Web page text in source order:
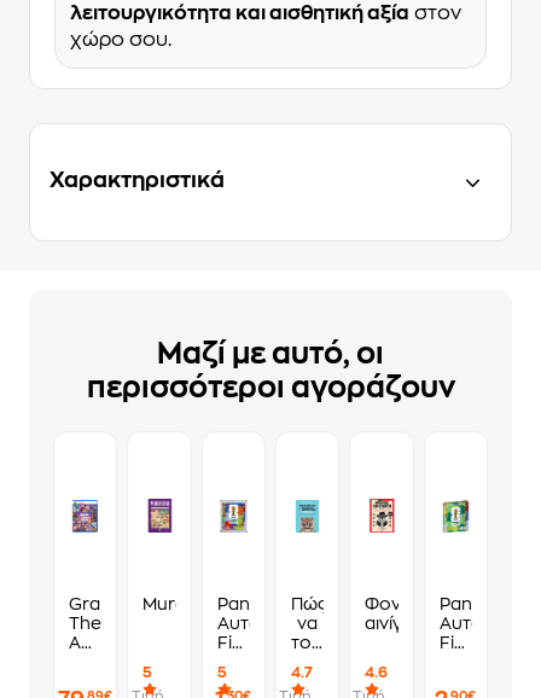
λειτουργικότητα και αισθητική αξία στον
χώρο σου.
Χαρακτηριστικά
Μαζί με αυτό, οι
περισσότεροι αγοράζουν
Grand
Theft
Auto
Standard
Murdoku
5
Panini
Αυτοκόλλητα
Fifa
Cup
5
Πώς
να
τους
να
4.7
Φονικά
αινίγματα
4.6
Panini
Fifa